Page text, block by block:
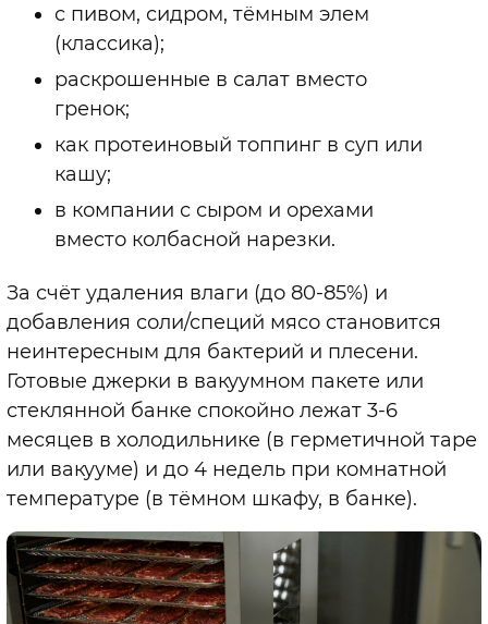
с пивом, сидром, тёмным элем
(классика);
раскрошенные в салат вместо
гренок;
как протеиновый топпинг в суп или
кашу;
в компании с сыром и орехами
вместо колбасной нарезки.
За счёт удаления влаги (до 80-85%) и
добавления соли/специй мясо становится
неинтересным для бактерий и плесени.
Готовые джерки в вакуумном пакете или
стеклянной банке спокойно лежат 3-6
месяцев в холодильнике (в герметичной таре
или вакууме) и до 4 недель при комнатной
температуре (в тёмном шкафу, в банке).